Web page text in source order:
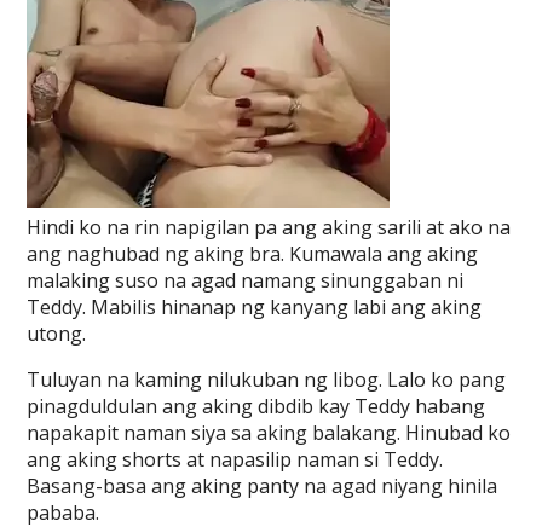
Hindi ko na rin napigilan pa ang aking sarili at ako na
ang naghubad ng aking bra. Kumawala ang aking
malaking suso na agad namang sinunggaban ni
Teddy. Mabilis hinanap ng kanyang labi ang aking
utong.
Tuluyan na kaming nilukuban ng libog. Lalo ko pang
pinagduldulan ang aking dibdib kay Teddy habang
napakapit naman siya sa aking balakang. Hinubad ko
ang aking shorts at napasilip naman si Teddy.
Basang-basa ang aking panty na agad niyang hinila
pababa.